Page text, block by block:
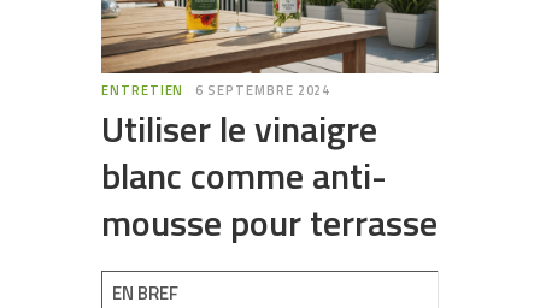
ENTRETIEN 6 SEPTEMBRE 2024
Utiliser le vinaigre
blanc comme anti-
mousse pour terrasse
EN BREF